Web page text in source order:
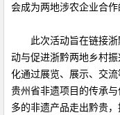
会成为两地涉农企业合作
此次活动旨在链接
动与促进浙黔两地乡村
化通过展览、展示、交
贵州省非遗项目的传承
多的非遗产品走出黔贵，